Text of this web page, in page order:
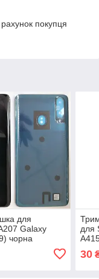
покупця
для
Galaxy
чорна
для
30